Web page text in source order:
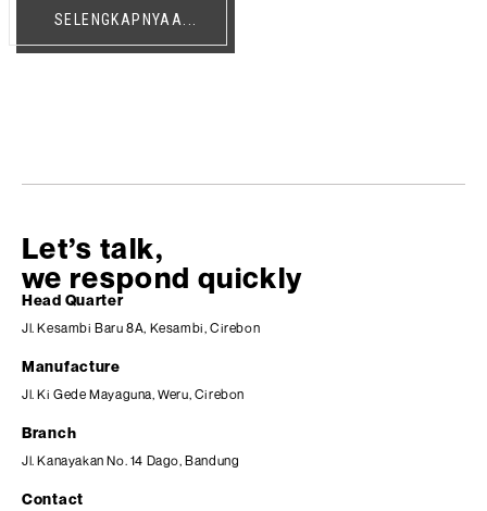
SELENGKAPNYAA...
Let’s talk,
we respond quickly
Head Quarter
Jl. Kesambi Baru 8A, Kesambi, Cirebon
Manufacture
Jl. Ki Gede Mayaguna, Weru, Cirebon
Branch
Jl. Kanayakan No. 14 Dago, Bandung
Contact